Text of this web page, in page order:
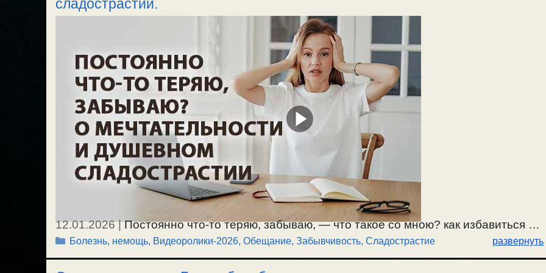
добре по естеству. / 10.01.2026.
сладострастии.
12.01.2026|Постоянно что-то теряю, забываю, — что такое со мною? как избавиться от
этого, и правильно преодолевать это искушение? О мечтательности, воображении и
душевном сладострастии, и борьбе с ними. Прежде чем прийти к более глубокому
Рубрики
Болезнь, немощь, Видеоролики-2026, Обещание, Забывчивость, Сладострастие развернуть